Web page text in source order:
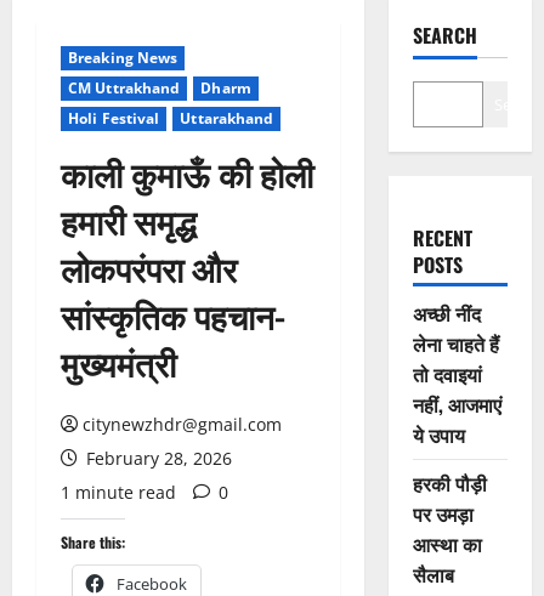
Breaking News
CM Uttrakhand
Dharm
Holi Festival
Uttarakhand
काली कुमाऊँ की होली
हमारी समृद्ध
लोकपरंपरा और
सांस्कृतिक पहचान-
मुख्यमंत्री
citynewzhdr@gmail.com
February 28, 2026
1 minute read
0
Share this:
Facebook
SEARCH
RECENT
POSTS
अच्छी नींद
लेना चाहते हैं
तो दवाइयां
नहीं, आजमाएं
ये उपाय
हरकी पौड़ी
पर उमड़ा
आस्था का
सैलाब